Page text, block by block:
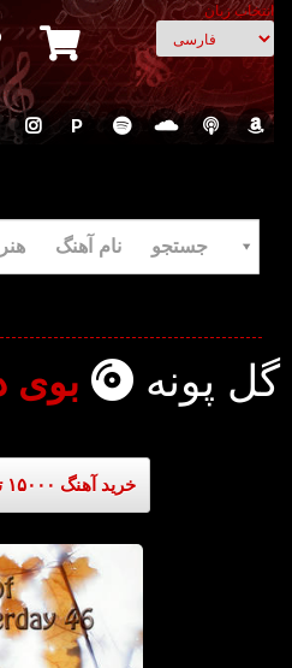
انتخاب زبان
P
جستجو نام آهنگ
گل پونه بوی
خرید آهنگ ۱۵۰۰۰ تومان